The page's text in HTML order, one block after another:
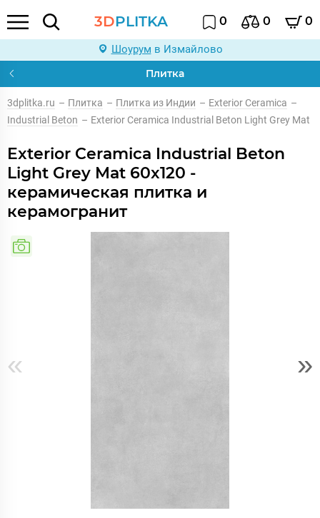
3DPLITKA 0 0 0
Шоурум в Измайлово
Плитка
3dplitka.ru – Плитка – Плитка из Индии – Exterior Ceramica –
Industrial Beton – Exterior Ceramica Industrial Beton Light Grey Mat
Exterior Ceramica Industrial Beton
Light Grey Mat 60x120 -
керамическая плитка и
керамогранит
« »